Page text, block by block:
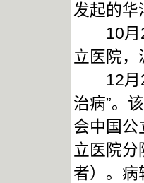
发起的华
10月22
立医院
12月26
治病”。
会中国公
立医院
者）。病